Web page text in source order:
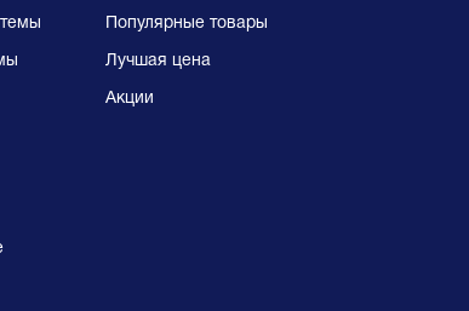
Популярные товары
Лучшая цена
Акции